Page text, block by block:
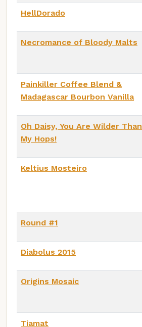
HellDorado
Necromance of Bloody Malts
Painkiller Coffee Blend &
Madagascar Bourbon Vanilla
Oh Daisy, You Are Wilder Than
My Hops!
Keltius Mosteiro
Round #1
Diabolus 2015
Origins Mosaic
Tiamat